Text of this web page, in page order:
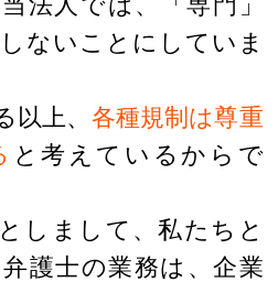
ないことにしていま
以上、 各種規制は尊重
と考えているからで
しまして、私たちと
護士の業務は、企業